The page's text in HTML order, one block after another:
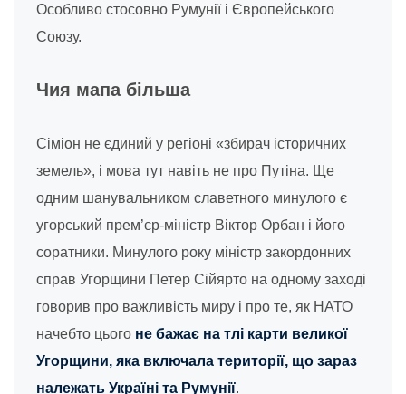
Особливо стосовно Румунії і Європейського
Союзу.
Чия мапа більша
Сіміон не єдиний у регіоні «збирач історичних
земель», і мова тут навіть не про Путіна. Ще
одним шанувальником славетного минулого є
угорський прем’єр-міністр Віктор Орбан і його
соратники. Минулого року міністр закордонних
справ Угорщини Петер Сійярто на одному заході
говорив про важливість миру і про те, як НАТО
начебто цього не бажає на тлі карти великої
Угорщини, яка включала території, що зараз
належать Україні та Румунії.